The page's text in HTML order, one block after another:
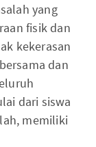
yang
fisik dan
kekerasan
dan
dari siswa
memiliki